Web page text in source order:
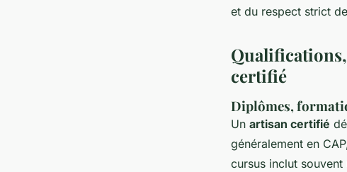
et du respect strict
certifié
Diplômes,
Un artisan certifié
généralement en
cursus inclut souvent